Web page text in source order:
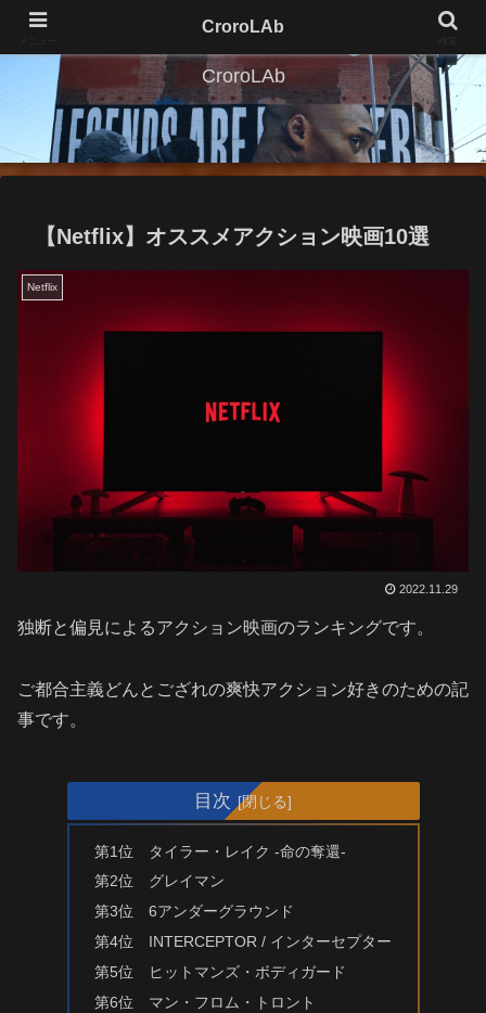
CroroLAb
【Netflix】オススメアクション映画10選
Netflix
2022.11.29
独断と偏見によるアクション映画のランキングです。
ご都合主義どんとござれの爽快アクション好きのための記
事です。
目次
第1位 タイラー・レイク -命の奪還-
第2位 グレイマン
第3位 6アンダーグラウンド
第4位 INTERCEPTOR / インターセプター
第5位 ヒットマンズ・ボディガード
第6位 マン・フロム・トロント
CroroLAb